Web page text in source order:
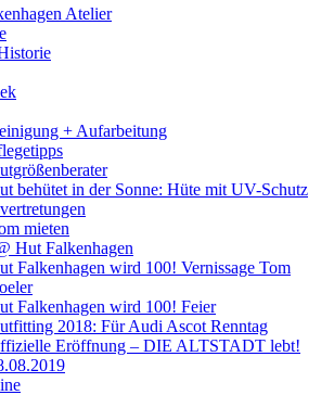
Atelier
+ Aufarbeitung
behütet in der Sonne: Hüte mit UV-Schutz
mieten
Hut Falkenhagen
Falkenhagen wird 100! Vernissage Tom
Falkenhagen wird 100! Feier
2018: Für Audi Ascot Renntag
Eröffnung – DIE ALTSTADT lebt!